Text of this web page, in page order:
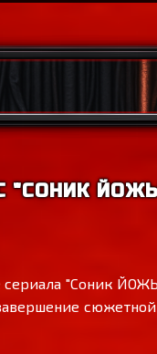
"СОНИК
"Соник